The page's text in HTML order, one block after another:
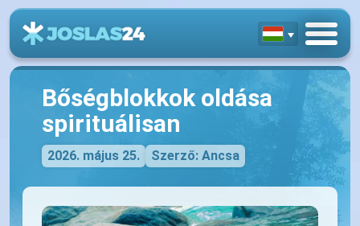
Bőségblokkok oldása
spirituálisan
2026. május 25. Szerző: Ancsa